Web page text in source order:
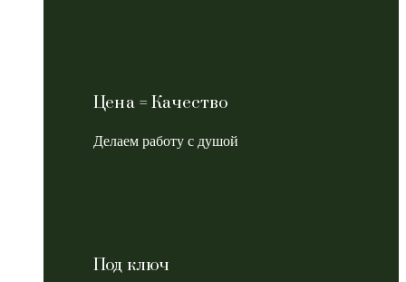
Цена = Качество
Делаем работу с душой
Под ключ